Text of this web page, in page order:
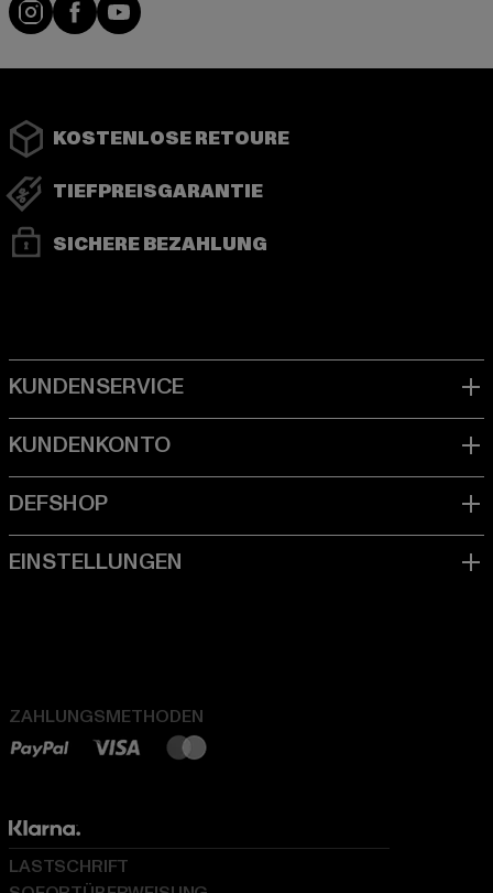
KOSTENLOSE RETOURE
TIEFPREISGARANTIE
SICHERE BEZAHLUNG
ZAHLUNGSMETHODEN
LASTSCHRIFT